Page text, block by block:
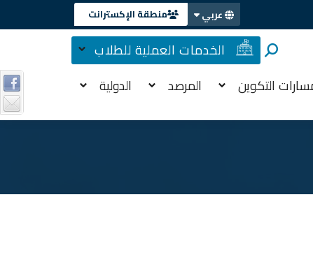
عربي منطقة الإكسترانت
الخدمات العملية للطلاب
التكوين المرصد الدولية